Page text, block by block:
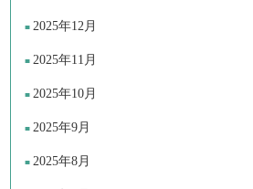
2025年12月
2025年11月
2025年10月
2025年9月
2025年8月